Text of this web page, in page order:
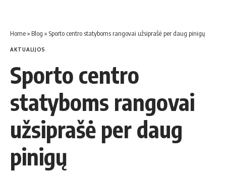
Home» Blog » Sporto centro statyboms rangovai užsiprašė per daug pinigų
AKTUALIJOS
Sporto centro
statyboms rangovai
užsiprašė per daug
pinigų